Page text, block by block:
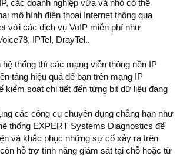
các doanh nghiệp vừa và nhỏ có thể
mô hình điện thoại Internet thông qua
với các dịch vụ VoIP miễn phí như
IPTel, DrayTel..
thống thì các mạng viễn thông nền IP
tảng hiệu quả để bạn trên mạng IP
kiểm soát chi tiết đến từng bit dữ liệu đang
các công cụ chuyên dụng chẳng hạn như
thống EXPERT Systems Diagnostics để
và khắc phục những sự cố xảy ra trên
hỗ trợ tính năng giám sát tại chỗ hoặc từ